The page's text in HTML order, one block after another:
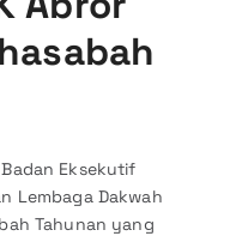
Eksekutif
Lembaga Dakwah
Tahunan yang